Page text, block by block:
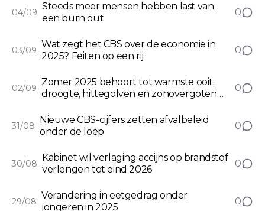
04/09
Steeds meer mensen hebben last van
een burn out
0
03/09
Wat zegt het CBS over de economie in
2025? Feiten op een rij
0
02/09
Zomer 2025 behoort tot warmste ooit:
droogte, hittegolven en zonovergoten
0
31/08
Nieuwe CBS-cijfers zetten afvalbeleid
onder de loep
0
30/08
Kabinet wil verlaging accijns op brandstof
verlengen tot eind 2026
0
29/08
Verandering in eetgedrag onder
jongeren in 2025
0